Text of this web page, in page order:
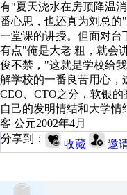
有"夏天浇水在房顶降温
番心思，也还真为刘总
一堂课的讲授。但面对
有点"俺是大老 粗，就会
俊不禁，"这就是学校给
解学校的一番良苦用心，
CEO、CTO之分，软银
自己的发明情结和大学
客 公元2002年4月
分享到：
收藏 邀